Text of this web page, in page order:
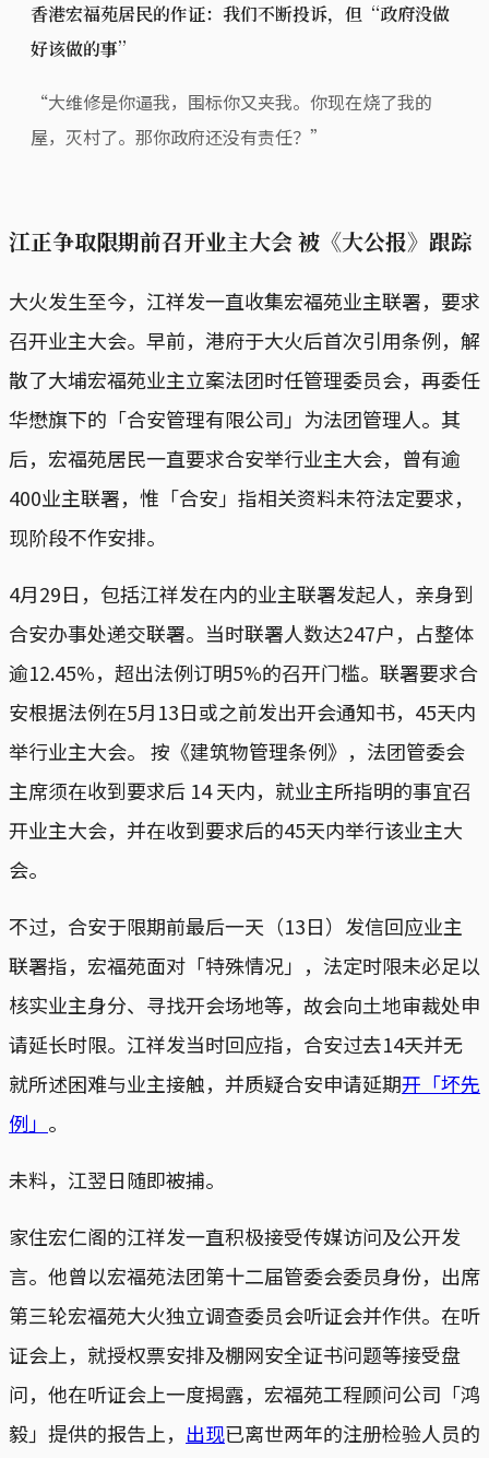
香港宏福苑居民的作证：我们不断投诉，但“政府没做
好该做的事”
“大维修是你逼我，围标你又夹我。你现在烧了我的
屋，灭村了。那你政府还没有责任？”
江正争取限期前召开业主大会 被《大公报》跟踪
大火发生至今，江祥发一直收集宏福苑业主联署，要求
召开业主大会。早前，港府于大火后首次引用条例，解
散了大埔宏福苑业主立案法团时任管理委员会，再委任
华懋旗下的「合安管理有限公司」为法团管理人。其
后，宏福苑居民一直要求合安举行业主大会，曾有逾
400业主联署，惟「合安」指相关资料未符法定要求，
现阶段不作安排。
4月29日，包括江祥发在内的业主联署发起人，亲身到
合安办事处递交联署。当时联署人数达247户，占整体
逾12.45%，超出法例订明5%的召开门槛。联署要求合
安根据法例在5月13日或之前发出开会通知书，45天内
举行业主大会。 按《建筑物管理条例》，法团管委会
主席须在收到要求后 14 天内，就业主所指明的事宜召
开业主大会，并在收到要求后的45天内举行该业主大
会。
不过，合安于限期前最后一天（13日）发信回应业主
联署指，宏福苑面对「特殊情况」，法定时限未必足以
核实业主身分、寻找开会场地等，故会向土地审裁处申
请延长时限。江祥发当时回应指，合安过去14天并无
就所述困难与业主接触，并质疑合安申请延期开「坏先
例」 。
未料，江翌日随即被捕。
家住宏仁阁的江祥发一直积极接受传媒访问及公开发
言。他曾以宏福苑法团第十二届管委会委员身份，出席
第三轮宏福苑大火独立调查委员会听证会并作供。在听
证会上，就授权票安排及棚网安全证书问题等接受盘
问，他在听证会上一度揭露，宏福苑工程顾问公司「鸿
毅」提供的报告上， 出现已离世两年的注册检验人员的